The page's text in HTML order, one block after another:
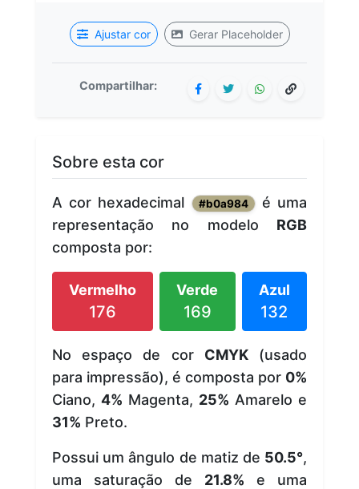
Ajustar cor Gerar Placeholder
Compartilhar:
Sobre esta cor
A cor hexadecimal #b0a984 é uma
representação no modelo RGB
composta por:
Vermelho
176
Verde
169
Azul
132
No espaço de cor CMYK(usado
para impressão), é composta por 0%
Ciano, 4% Magenta, 25% Amarelo e
31% Preto.
Possui um ângulo de matiz de 50.5°,
uma saturação de 21.8% e uma